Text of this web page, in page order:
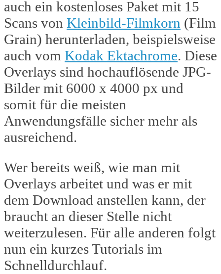
auch ein kostenloses Paket mit 15
Scans von Kleinbild-Filmkorn (Film
Grain) herunterladen, beispielsweise
auch vom Kodak Ektachrome. Diese
Overlays sind hochauflösende JPG-
Bilder mit 6000 x 4000 px und
somit für die meisten
Anwendungsfälle sicher mehr als
ausreichend.
Wer bereits weiß, wie man mit
Overlays arbeitet und was er mit
dem Download anstellen kann, der
braucht an dieser Stelle nicht
weiterzulesen. Für alle anderen folgt
nun ein kurzes Tutorials im
Schnelldurchlauf.